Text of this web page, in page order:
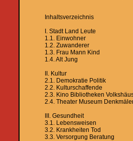
Inhaltsverzeichnis
I. Stadt Land Leute
1.1. Einwohner
1.2. Zuwanderer
1.3. Frau Mann Kind
1.4. Alt Jung
II. Kultur
2.1. Demokratie Politik
2.2. Kulturschaffende
2.3. Kino Bibliotheken
2.4. Theater Museum
III. Gesundheit
3.1. Lebensweisen
3.2. Krankheiten Tod
3.3. Versorgung Beratung